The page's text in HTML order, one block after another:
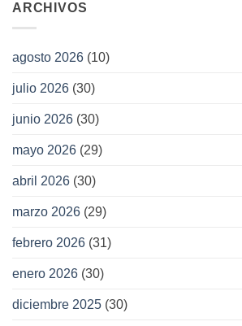
ARCHIVOS
agosto 2026 (10)
julio 2026 (30)
junio 2026 (30)
mayo 2026 (29)
abril 2026 (30)
marzo 2026 (29)
febrero 2026 (31)
enero 2026 (30)
diciembre 2025 (30)